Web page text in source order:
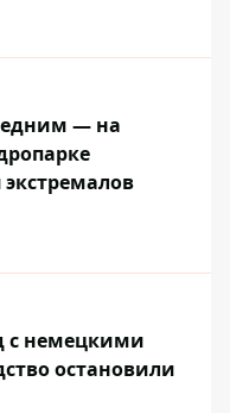
— на
с немецкими
остановили